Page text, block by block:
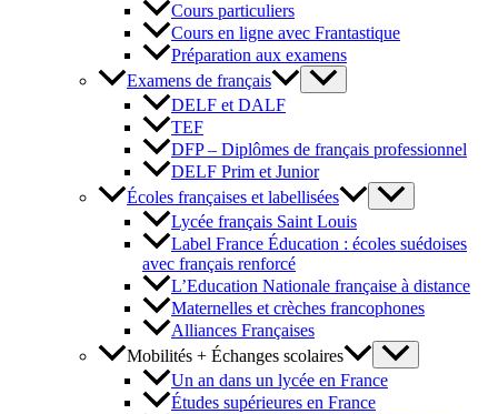
Cours particuliers
Cours en ligne avec Frantastique
Préparation aux examens
Examens de français
DELF et DALF
TEF
DFP – Diplômes de français professionnel
DELF Prim et Junior
Écoles françaises et labellisées
Lycée français Saint Louis
Label France Éducation : écoles suédoises
avec français renforcé
L’Education Nationale française à distance
Maternelles et crèches francophones
Alliances Françaises
Mobilités + Échanges scolaires
Un an dans un lycée en France
Études supérieures en France